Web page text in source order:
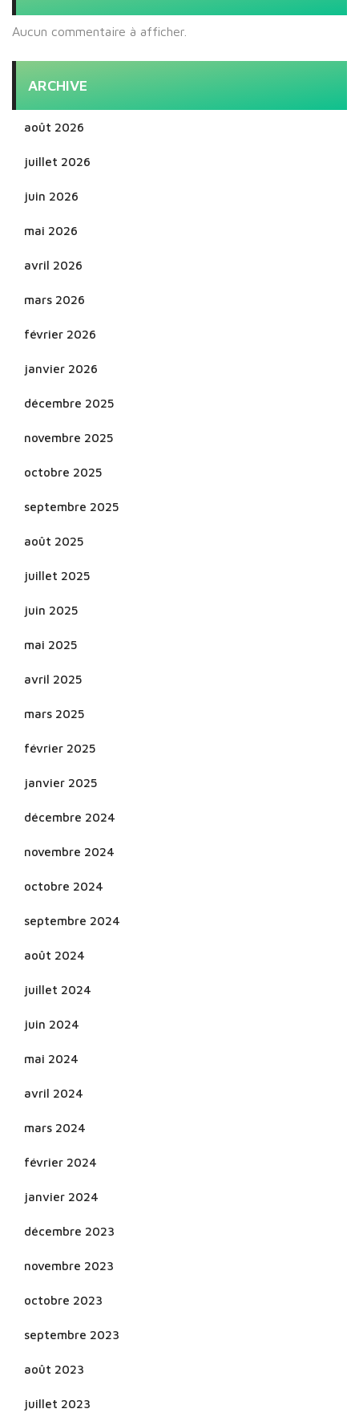
Aucun commentaire à afficher.
ARCHIVE
août 2026
juillet 2026
juin 2026
mai 2026
avril 2026
mars 2026
février 2026
janvier 2026
décembre 2025
novembre 2025
octobre 2025
septembre 2025
août 2025
juillet 2025
juin 2025
mai 2025
avril 2025
mars 2025
février 2025
janvier 2025
décembre 2024
novembre 2024
octobre 2024
septembre 2024
août 2024
juillet 2024
juin 2024
mai 2024
avril 2024
mars 2024
février 2024
janvier 2024
décembre 2023
novembre 2023
octobre 2023
septembre 2023
août 2023
juillet 2023